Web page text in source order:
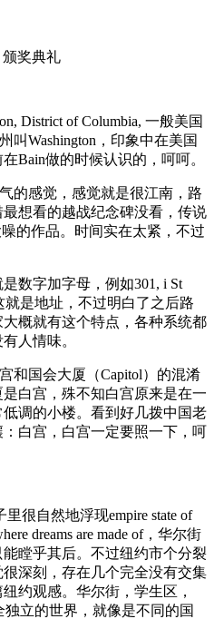
颁奖典礼
District of Columbia, 一般美国
叫Washington，印象中在美国
Bain做的时候认识的，呵呵。
的感觉，感觉就是很江南，路
最想看的越战纪念碑没看，传说
的作品。时间实在太紧，不过
数字加字母，例如301, i St
是地址，不过明白了之后路
概就有这个特点，各种系统都
人情味。
和国会大厦（Capitol）的混淆
白宫，殊不知白宫原来是在一
调的小楼。看到好几拨中国老
白宫，白宫一定要照一下，呵
很自然地浮现empire state of
dreams are made of，华尔街
瞠乎其后。不过纽约市个分裂
深刻，存在几个完全没有交集
约观感。华尔街，学生区，
独立的世界，就像是不同的国